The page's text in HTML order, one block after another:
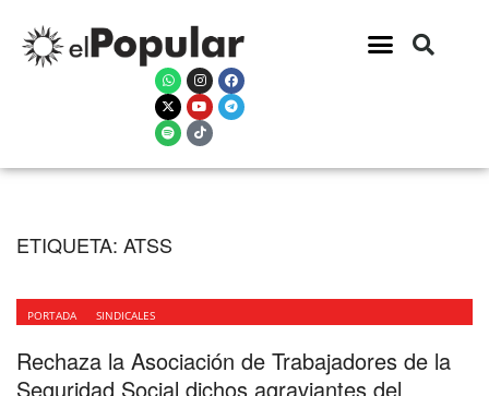
ETIQUETA: ATSS
PORTADA SINDICALES
Rechaza la Asociación de Trabajadores de la
Seguridad Social dichos agraviantes del